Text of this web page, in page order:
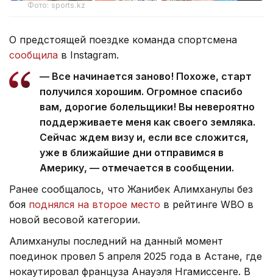
Фото: sports.kz
О предстоящей поездке команда спортсмена
сообщила в Instagram.
— Все начинается заново! Похоже, старт
получился хорошим. Огромное спасибо
вам, дорогие болельщики! Вы невероятно
поддерживаете меня как своего земляка.
Сейчас ждем визу и, если все сложится,
уже в ближайшие дни отправимся в
Америку, — отмечается в сообщении.
Ранее сообщалось, что Жанибек Алимханулы без
боя поднялся на второе место в рейтинге WBO в
новой весовой категории.
Алимханулы последний на данный момент
поединок провел 5 апреля 2025 года в Астане, где
нокаутировал француза Анауэля Нгамиссенге. В